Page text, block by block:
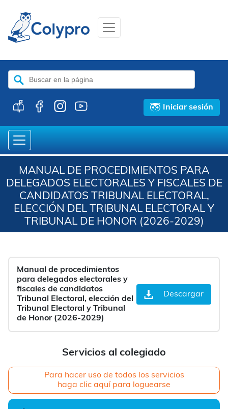
Buscar:
Iniciar sesión
MANUAL DE PROCEDIMIENTOS PARA
DELEGADOS ELECTORALES Y FISCALES DE
CANDIDATOS TRIBUNAL ELECTORAL,
ELECCIÓN DEL TRIBUNAL ELECTORAL Y
TRIBUNAL DE HONOR (2026-2029)
Servicios al colegiado
Para hacer uso de todos los servicios
haga clic aquí para loguearse
Manual de procedimientos
para delegados electorales y
fiscales de candidatos
Tribunal Electoral, elección del
Tribunal Electoral y Tribunal
de Honor (2026-2029)
Descargar